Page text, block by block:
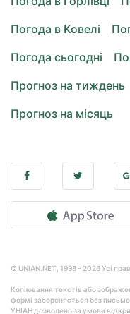
Погода в Ковелі
Погода сьогодні
Прогноз на тиждень
Прогноз на місяць
© UNIAN.NET, 1998 - 2026 Усі
Копіювання текстів або
формі забороняється без
УНІАН дозволено за умови